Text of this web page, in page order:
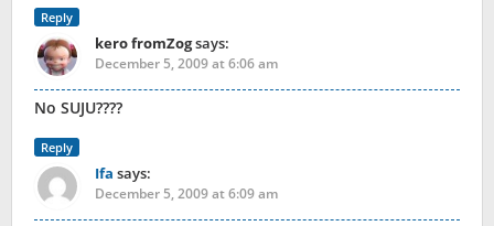
Reply
kero fromZogsays:
December 5, 2009 at 6:06 am
No SUJU????
Reply
Ifa says:
December 5, 2009 at 6:09 am